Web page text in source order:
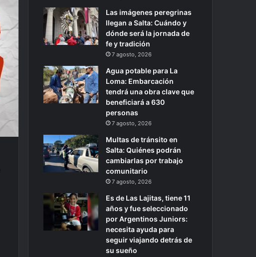
Las imágenes peregrinas
llegan a Salta: Cuándo y
dónde será la jornada de
fe y tradición
7 agosto, 2026
Agua potable para La
Loma: Embarcación
tendrá una obra clave que
beneficiará a 630
personas
7 agosto, 2026
Multas de tránsito en
Salta: Quiénes podrán
cambiarlas por trabajo
comunitario
7 agosto, 2026
Es de Las Lajitas, tiene 11
años y fue seleccionado
por Argentinos Juniors:
necesita ayuda para
seguir viajando detrás de
su sueño